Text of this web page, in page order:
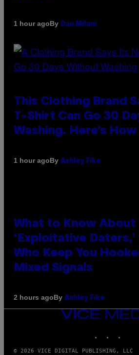
1 hour agoBy Dan Milam
This Clothing Brand
T-Shirt Can Go 30
Washing. Here’s
1 hour agoBy Ashley Fike
What to Know About
‘Exploitative
Who Keep You
Mixed Signals
2 hours agoBy Ashley Fike
VICE
MEDIA
© 2026 VICE DIGITAL PUBLISHING, LLC